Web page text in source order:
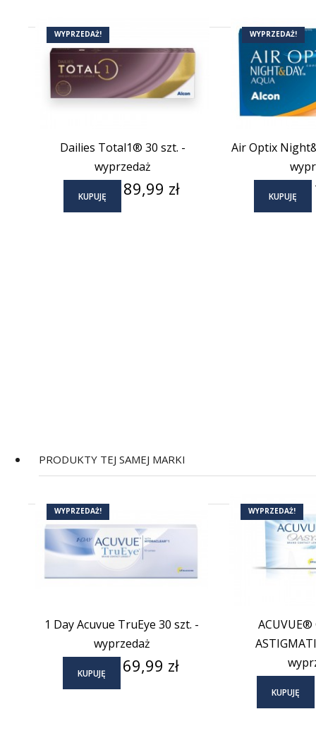
Dailies Total1® 30 szt. -
wyprzedaż
KUPUJĘ Cena
89,99 zł
WYPRZEDAŻ!
Air Optix
KUPUJĘ
WYPRZEDAŻ!
PRODUKTY TEJ SAMEJ MARKI
1 Day Acuvue TruEye 30 szt. -
wyprzedaż
KUPUJĘ Cena
69,99 zł
WYPRZEDAŻ!
ACUVUE®
KUPUJĘ
WYPRZEDAŻ!